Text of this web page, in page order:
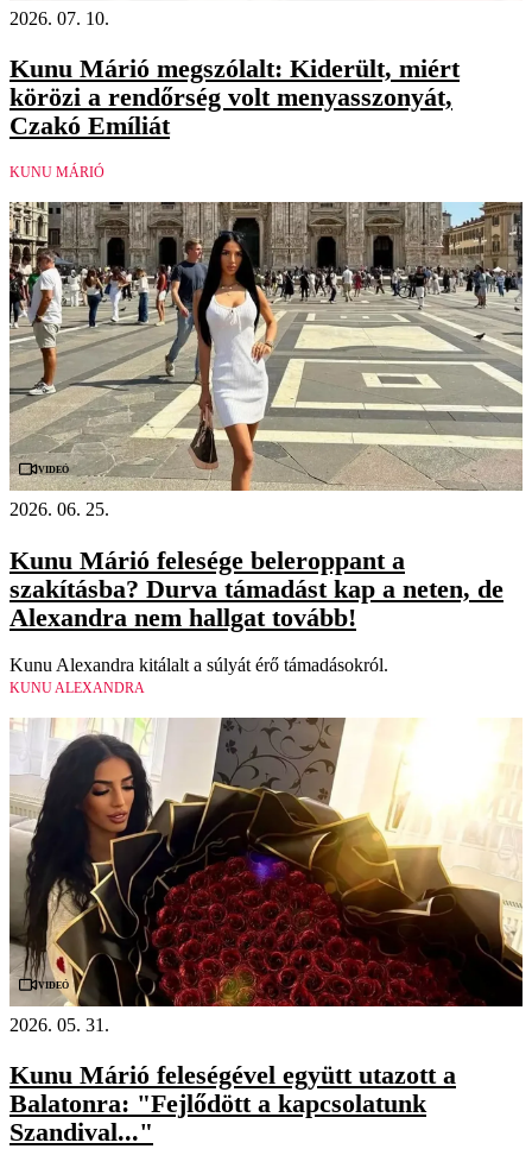
2026. 07. 10.
Kunu Márió megszólalt: Kiderült, miért
körözi a rendőrség volt menyasszonyát,
Czakó Emíliát
KUNU MÁRIÓ
Videó
2026. 06. 25.
Kunu Márió felesége beleroppant a
szakításba? Durva támadást kap a neten, de
Alexandra nem hallgat tovább!
Kunu Alexandra kitálalt a súlyát érő támadásokról.
KUNU ALEXANDRA
Videó
2026. 05. 31.
Kunu Márió feleségével együtt utazott a
Balatonra: "Fejlődött a kapcsolatunk
Szandival..."